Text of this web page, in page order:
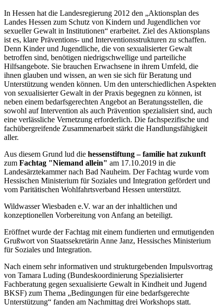
In Hessen hat die Landesregierung 2012 den „Aktionsplan des
Landes Hessen zum Schutz von Kindern und Jugendlichen vor
sexueller Gewalt in Institutionen“ erarbeitet. Ziel des Aktionsplans
ist es, klare Präventions- und Interventionsstrukturen zu schaffen.
Denn Kinder und Jugendliche, die von sexualisierter Gewalt
betroffen sind, benötigen niedrigschwellige und parteiliche
Hilfsangebote. Sie brauchen Erwachsene in ihrem Umfeld, die
ihnen glauben und wissen, an wen sie sich für Beratung und
Unterstützung wenden können. Um den unterschiedlichen Aspekten
von sexualisierter Gewalt in der Praxis begegnen zu können, ist
neben einem bedarfsgerechten Angebot an Beratungsstellen, die
sowohl auf Intervention als auch Prävention spezialisiert sind, auch
eine verlässliche Vernetzung erforderlich. Die fachspezifische und
fachübergreifende Zusammenarbeit stärkt die Handlungsfähigkeit
aller.
Aus diesem Grund lud die hessenstiftung – familie hat zukunft
zum Fachtag "Niemand allein" am 17.10.2019 in die
Landesärztekammer nach Bad Nauheim. Der Fachtag wurde vom
Hessischen Ministerium für Soziales und Integration gefördert und
vom Paritätischen Wohlfahrtsverband Hessen unterstützt.
Wildwasser Wiesbaden e.V. war an der inhaltlichen und
konzeptionellen Vorbereitung von Anfang an beteiligt.
Eröffnet wurde der Fachtag mit einem fundierten und ermutigenden
Grußwort von Staatssekretärin Anne Janz, Hessisches Ministerium
für Soziales und Integration.
Nach einem sehr informativen und strukturgebenden Impulsvortrag
von Tamara Luding (Bundeskoordinierung Spezialisierter
Fachberatung gegen sexualisierte Gewalt in Kindheit und Jugend
BKSF) zum Thema „Bedingungen für eine bedarfsgerechte
Unterstützung“ fanden am Nachmittag drei Workshops statt.